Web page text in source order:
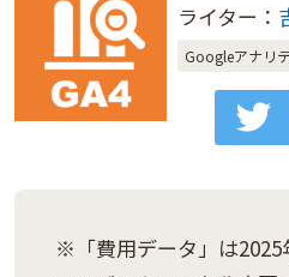
ライター：
Googleアナリ
※「費用データ」は2025